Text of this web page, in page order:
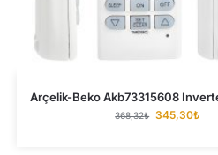
Arçelik-Beko Akb73315608
368,32₺ 345,30₺